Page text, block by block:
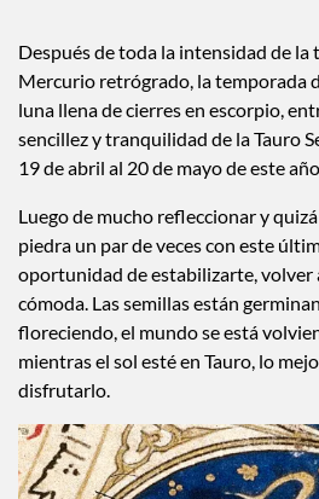
Después de toda la intensidad de la
Mercurio retrógrado, la temporada
luna llena de cierres en escorpio,
sencillez y tranquilidad de la Tauro
Luego de mucho refleccionar y
piedra un par de veces con este
oportunidad de estabilizarte, volver
cómoda. Las semillas están
floreciendo, el mundo se está
mientras el sol esté en Tauro, lo